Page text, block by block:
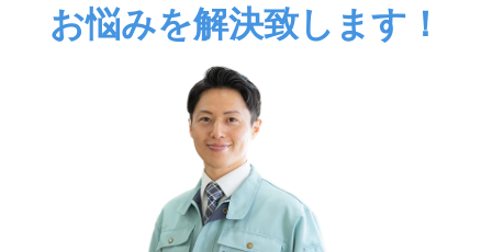
お悩みを解決致します！